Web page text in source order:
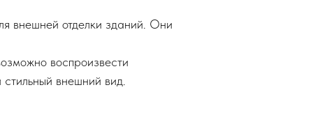
внешней отделки зданий. Они
воспроизвести
внешний вид.